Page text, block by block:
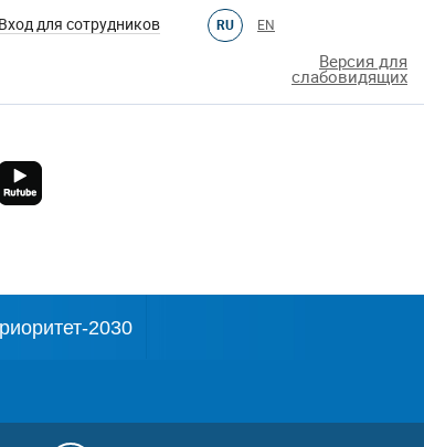
Вход для сотрудников RU EN
Версия для
слабовидящих
2030